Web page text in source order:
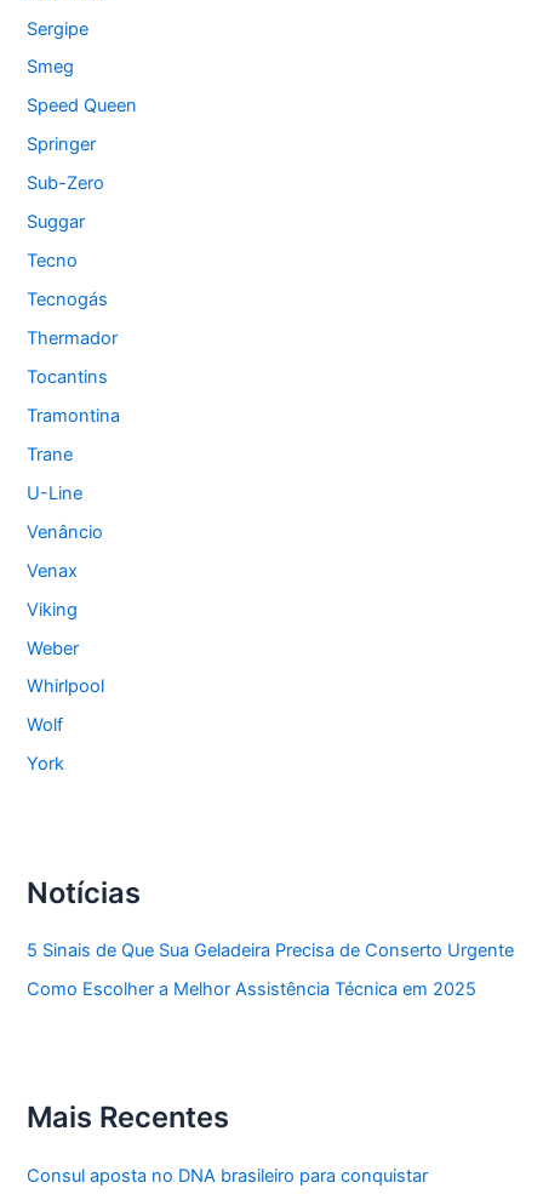
Sergipe
Smeg
Speed Queen
Springer
Sub-Zero
Suggar
Tecno
Tecnogás
Thermador
Tocantins
Tramontina
Trane
U-Line
Venâncio
Venax
Viking
Weber
Whirlpool
Wolf
York
Notícias
5 Sinais de Que Sua Geladeira Precisa de Conserto Urgente
Como Escolher a Melhor Assistência Técnica em 2025
Mais Recentes
Consul aposta no DNA brasileiro para conquistar